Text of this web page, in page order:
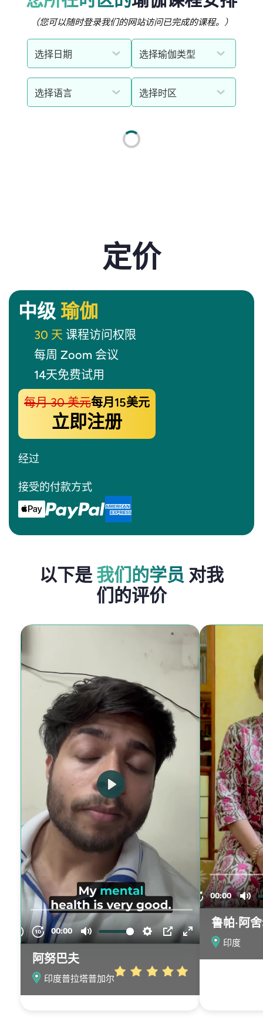
（您可以随时登录我们的网站访问已完成的课程。）
定价
中级 瑜伽
30 天 课程访问权限
每周 Zoom 会议
14天免费试用
每月 30 美元每月15美元
立即注册
经过
接受的付款方式
以下是我们的学员 对我
们的评价
阿努巴夫
印度普拉塔普加尔
鲁帕·阿
印度